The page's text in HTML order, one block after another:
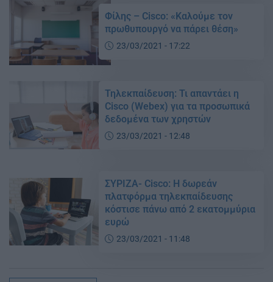
Φίλης – Cisco: «Καλούμε τον
πρωθυπουργό να πάρει θέση»
23/03/2021 - 17:22
Τηλεκπαίδευση: Τι απαντάει η
Cisco (Webex) για τα προσωπικά
δεδομένα των χρηστών
23/03/2021 - 12:48
ΣΥΡΙΖΑ- Cisco: Η δωρεάν
πλατφόρμα τηλεκπαίδευσης
κόστισε πάνω από 2 εκατομμύρια
ευρώ
23/03/2021 - 11:48